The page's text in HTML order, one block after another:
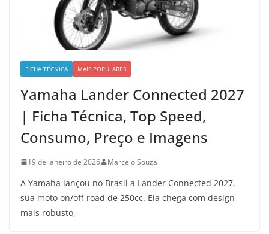
FICHA TÉCNICA MAIS POPULARES
Yamaha Lander Connected 2027
| Ficha Técnica, Top Speed,
Consumo, Preço e Imagens
19 de janeiro de 2026 Marcelo Souza
A Yamaha lançou no Brasil a Lander Connected 2027,
sua moto on/off-road de 250cc. Ela chega com design
mais robusto,